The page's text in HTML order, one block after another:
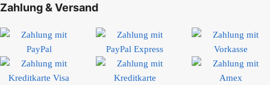
Zahlung & Versand